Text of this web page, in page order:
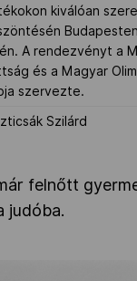
kiválóan
A rendezvényt a
és a Magyar
szervezte.
Szilárd
felnőtt
judóba.